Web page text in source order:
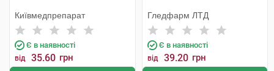
Київмедпрепарат
Є в наявності
від 35.60 грн
Гледфарм ЛТД
Є в наявності
від 39.20 грн